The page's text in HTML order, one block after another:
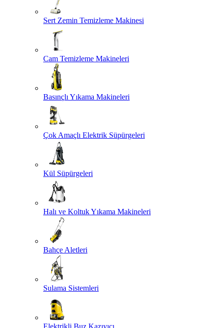
Sert Zemin Temizleme Makinesi
Cam Temizleme Makineleri
Basınçlı Yıkama Makineleri
Çok Amaçlı Elektrik Süpürgeleri
Kül Süpürgeleri
Halı ve Koltuk Yıkama Makineleri
Bahçe Aletleri
Sulama Sistemleri